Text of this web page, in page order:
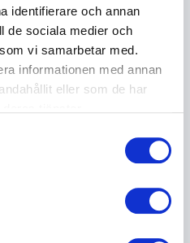
identifierare och annan
de sociala medier och
vi samarbetar med.
informationen med annan
eller som de har
Hallberg en välkänd
podcasten
med två andra
form. Nisse har även
och